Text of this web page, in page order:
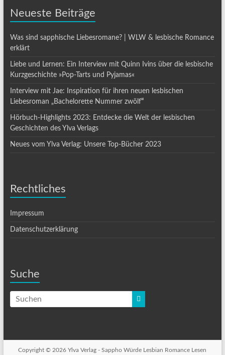
Neueste Beiträge
Was sind sapphische Liebesromane? | WLW & lesbische Romance
erklärt
Liebe und Lernen: Ein Interview mit Quinn Ivins über die lesbische
Kurzgeschichte »Pop-Tarts und Pyjamas«
Interview mit Jae: Inspiration für ihren neuen lesbischen
Liebesroman „Bachelorette Nummer zwölf“
Hörbuch-Highlights 2023: Entdecke die Welt der lesbischen
Geschichten des Ylva Verlags
Neues vom Ylva Verlag: Unsere Top-Bücher 2023
Rechtliches
Impressum
Datenschutzerklärung
Suche
Copyright © 2026 Ylva Verlag -Sappho Würde Lesbian Romance Lesen